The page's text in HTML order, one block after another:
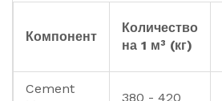
Компонент
Количество
на 1 м³ (кг)
Cement
380 - 420